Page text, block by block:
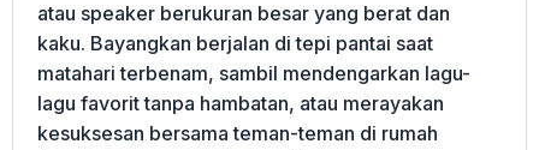
atau speaker berukuran besar yang berat dan
kaku. Bayangkan berjalan di tepi pantai saat
matahari terbenam, sambil mendengarkan lagu-
lagu favorit tanpa hambatan, atau merayakan
kesuksesan bersama teman-teman di rumah